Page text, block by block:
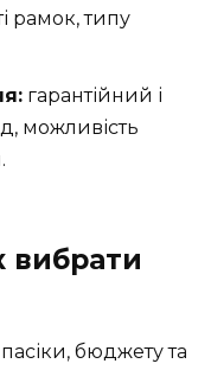
рамок, типу
гарантійний і
можливість
вибрати
бюджету та